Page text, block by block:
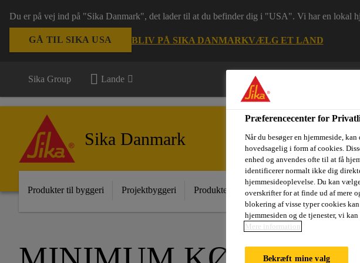
Du er på vej ind på "Sika Danmark", det lader til at du befinder dig i "USA". Vi har en lokal
GÅ TIL SIKA USA BLIV PÅ SIKA DANMARKVÆLG ET LAND
Sika Group Lande
Sika Danmark
Produkter til byggeri Projektbyggeri Produkter til industri Dokumenter
Præferencecenter for
Når du besøger en hjemmeside,
hovedsagelig i form af cookies.
enhed og anvendes ofte til at få
identificerer normalt ikke dig
hjemmesideoplevelse. Du kan
overskrifter for at finde ud af mere
blokering af visse typer cookies
hjemmesiden og de tjenester, vi
Mere information
Bekræft mine valg